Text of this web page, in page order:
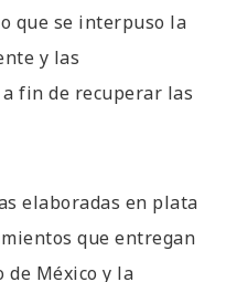
que se interpuso la
y las
fin de recuperar las
elaboradas en plata
que entregan
de México y la